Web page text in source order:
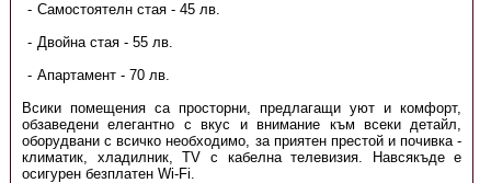
Самостоятелн стая - 45 лв.
Двойна стая - 55 лв.
Апартамент - 70 лв.
Всики помещения са просторни, предлагащи уют и комфорт,
обзаведени елегантно с вкус и внимание към всеки детайл,
оборудвани с всичко необходимо, за приятен престой и почивка -
климатик, хладилник, TV с кабелна телевизия. Навсякъде е
осигурен безплатен Wi-Fi.